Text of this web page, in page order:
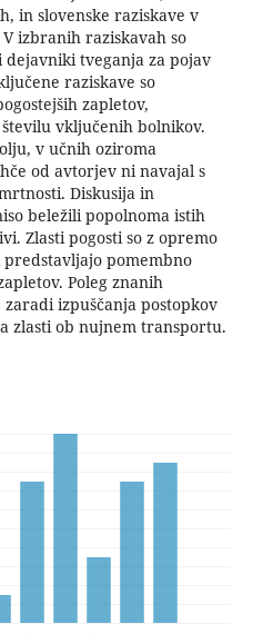
in slovenske raziskave v
izbranih raziskavah so
tveganja za pojav
raziskave so
zapletov,
vključenih bolnikov.
v učnih oziroma
od avtorjev ni navajal s
Diskusija in
beležili popolnoma istih
Zlasti pogosti so z opremo
pomembno
Poleg znanih
izpuščanja postopkov
zlasti ob nujnem transportu.